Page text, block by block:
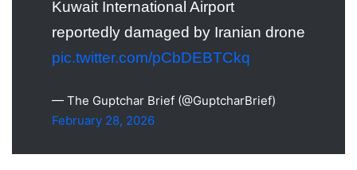
Kuwait International Airport
reportedly damaged by Iranian drone
pic.twitter.com/pCbDEBTCkq
— The Guptchar Brief (@GuptcharBrief)
February 28, 2026